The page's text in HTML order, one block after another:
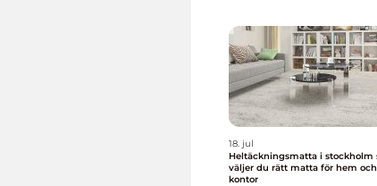
18. jul
Heltäckningsmatta i stockholm så
väljer du rätt matta för hem och
kontor